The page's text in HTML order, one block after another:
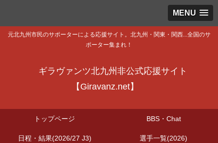
MENU
元北九州市民のサポーターによる応援サイト。北九州・関東・関西...全国のサ
ポーター集まれ！
ギラヴァンツ北九州非公式応援サイト
【Giravanz.net】
トップページ BBS・Chat
日程・結果(2026/27 J3) 選手一覧(2026)